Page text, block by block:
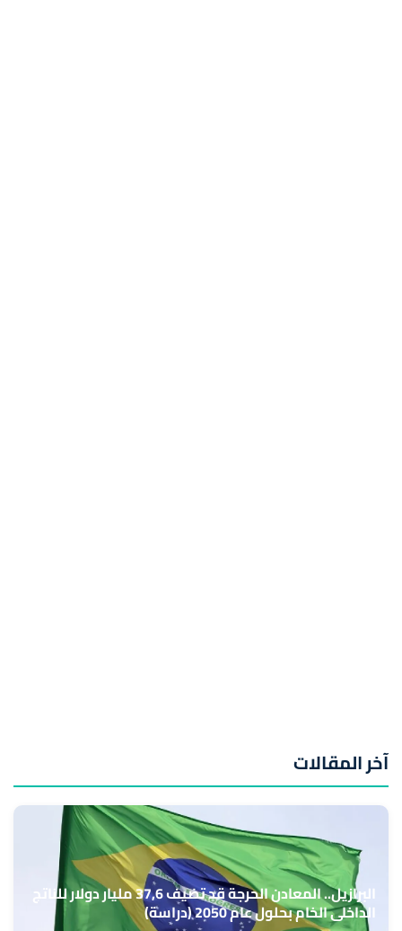
آخر المقالات
البرازيل.. المعادن الحرجة قد تضيف 37,6 مليار دولار للناتج
الداخلي الخام بحلول عام 2050 (دراسة)